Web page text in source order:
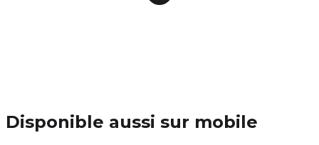
Disponible aussi sur mobile